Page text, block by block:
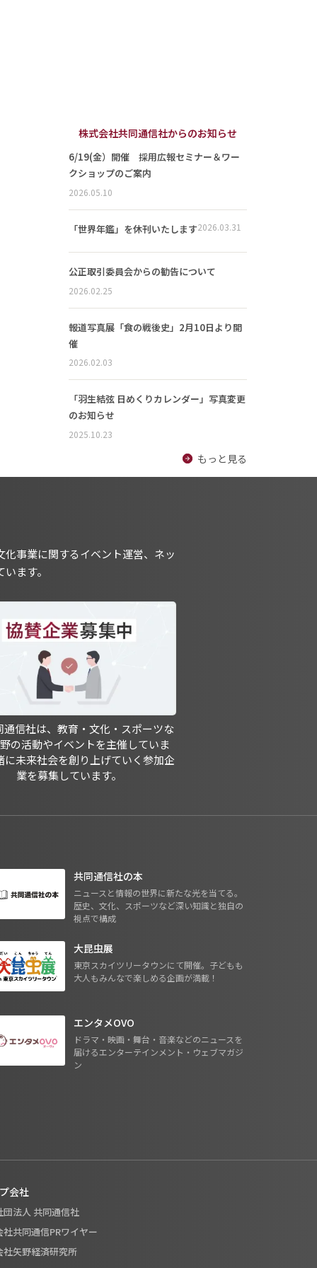
株式会社共同通信社からのお知らせ
6/19(金）開催 採用広報セミナー＆ワー
クショップのご案内
2026.05.10
「世界年鑑」を休刊いたします2026.03.31
公正取引委員会からの勧告について
2026.02.25
報道写真展「食の戦後史」2月10日より開
催
2026.02.03
「羽生結弦 日めくりカレンダー」写真変更
のお知らせ
2025.10.23
もっと見る
事業に関するイベント運営、ネッ
ます。
通信社は、教育・文化・スポーツな
の活動やイベントを主催していま
に未来社会を創り上げていく参加企
業を募集しています。
共同通信社の本
ニュースと情報の世界に新たな光を当てる。
歴史、文化、スポーツなど深い知識と独自の
視点で構成
大昆虫展
東京スカイツリータウンにて開催。子どもも
大人もみんなで楽しめる企画が満載！
エンタメOVO
ドラマ・映画・舞台・音楽などのニュースを
届けるエンターテインメント・ウェブマガジ
ン
会社
団法人 共同通信社
社共同通信PRワイヤー
社矢野経済研究所